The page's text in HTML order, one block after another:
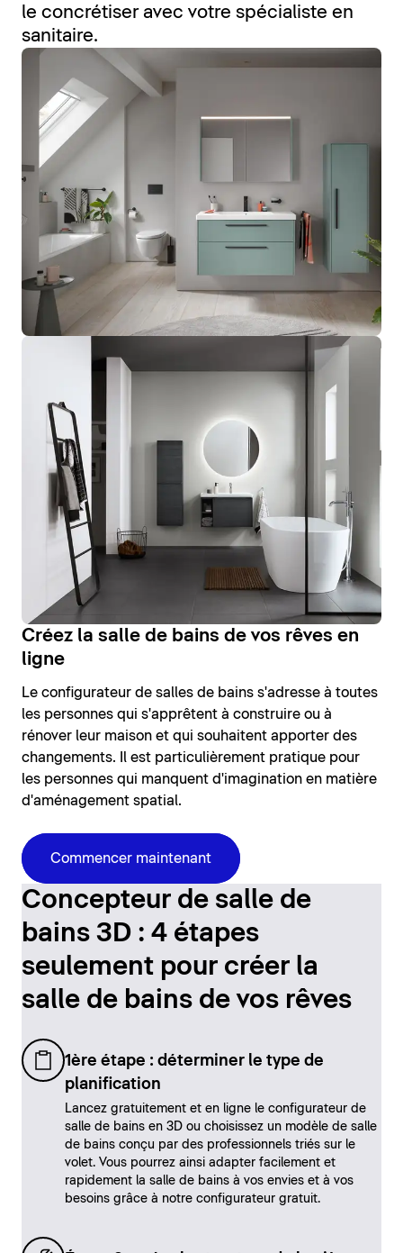
le concrétiser avec votre spécialiste en
sanitaire.
Créez la salle de bains de vos rêves en
ligne
Le configurateur de salles de bains s'adresse à toutes
les personnes qui s'apprêtent à construire ou à
rénover leur maison et qui souhaitent apporter des
changements. Il est particulièrement pratique pour
les personnes qui manquent d'imagination en matière
d'aménagement spatial.
Commencer maintenant
Concepteur de salle de
bains 3D : 4 étapes
seulement pour créer la
salle de bains de vos rêves
1ère étape : déterminer le type de
planification
Lancez gratuitement et en ligne le configurateur de
salle de bains en 3D ou choisissez un modèle de salle
de bains conçu par des professionnels triés sur le
volet. Vous pourrez ainsi adapter facilement et
rapidement la salle de bains à vos envies et à vos
besoins grâce à notre configurateur gratuit.